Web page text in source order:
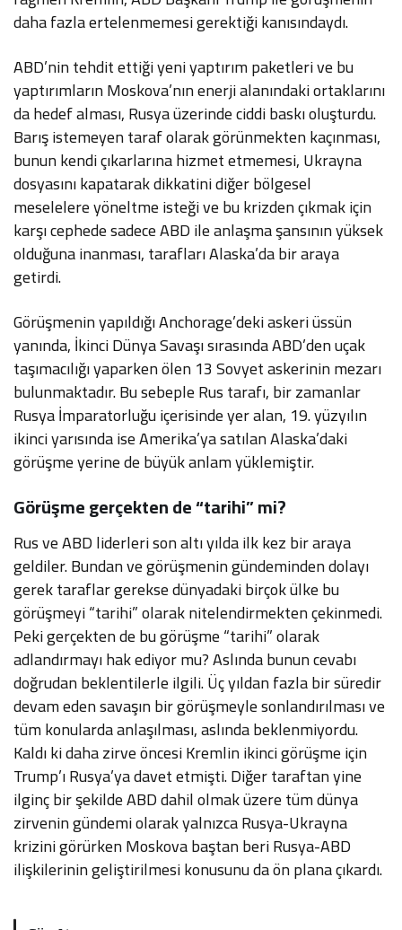
daha fazla ertelenmemesi gerektiği kanısındaydı.
ABD’nin tehdit ettiği yeni yaptırım paketleri ve bu
yaptırımların Moskova’nın enerji alanındaki ortaklarını
da hedef alması, Rusya üzerinde ciddi baskı oluşturdu.
Barış istemeyen taraf olarak görünmekten kaçınması,
bunun kendi çıkarlarına hizmet etmemesi, Ukrayna
dosyasını kapatarak dikkatini diğer bölgesel
meselelere yöneltme isteği ve bu krizden çıkmak için
karşı cephede sadece ABD ile anlaşma şansının yüksek
olduğuna inanması, tarafları Alaska’da bir araya
getirdi.
Görüşmenin yapıldığı Anchorage’deki askeri üssün
yanında, İkinci Dünya Savaşı sırasında ABD’den uçak
taşımacılığı yaparken ölen 13 Sovyet askerinin mezarı
bulunmaktadır. Bu sebeple Rus tarafı, bir zamanlar
Rusya İmparatorluğu içerisinde yer alan, 19. yüzyılın
ikinci yarısında ise Amerika’ya satılan Alaska’daki
görüşme yerine de büyük anlam yüklemiştir.
Görüşme gerçekten de “tarihi” mi?
Rus ve ABD liderleri son altı yılda ilk kez bir araya
geldiler. Bundan ve görüşmenin gündeminden dolayı
gerek taraflar gerekse dünyadaki birçok ülke bu
görüşmeyi “tarihi” olarak nitelendirmekten çekinmedi.
Peki gerçekten de bu görüşme “tarihi” olarak
adlandırmayı hak ediyor mu? Aslında bunun cevabı
doğrudan beklentilerle ilgili. Üç yıldan fazla bir süredir
devam eden savaşın bir görüşmeyle sonlandırılması ve
tüm konularda anlaşılması, aslında beklenmiyordu.
Kaldı ki daha zirve öncesi Kremlin ikinci görüşme için
Trump’ı Rusya’ya davet etmişti. Diğer taraftan yine
ilginç bir şekilde ABD dahil olmak üzere tüm dünya
zirvenin gündemi olarak yalnızca Rusya-Ukrayna
krizini görürken Moskova baştan beri Rusya-ABD
ilişkilerinin geliştirilmesi konusunu da ön plana çıkardı.